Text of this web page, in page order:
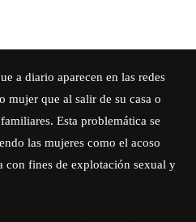
a diario aparecen en las redes
mujer que al salir de su casa o
Esta problemática se
las mujeres como el acoso
con fines de explotación sexual y